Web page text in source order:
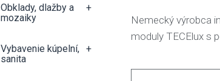
Obklady, dlažby a
mozaiky
+
Vybavenie kúpelní,
sanita
+
Nemecký výrobca
moduly TECElux s